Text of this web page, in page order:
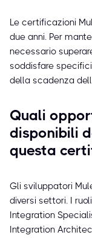
Le certificazioni
due anni. Per
necessario
soddisfare
della scadenza
Quali
disponibili
questa
Gli sviluppatori
diversi settori. I
Integration
Integration